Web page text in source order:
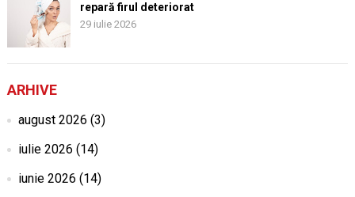
repară firul deteriorat
29 iulie 2026
ARHIVE
august 2026 (3)
iulie 2026 (14)
iunie 2026 (14)